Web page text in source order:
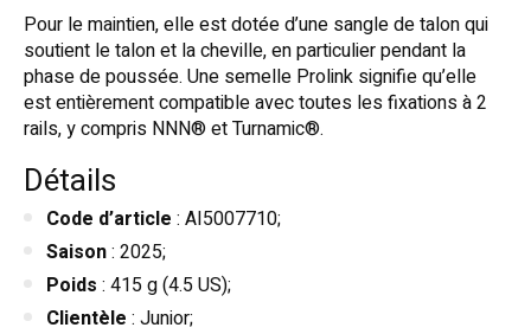
Pour le maintien, elle est dotée d’une sangle de talon qui
soutient le talon et la cheville, en particulier pendant la
phase de poussée. Une semelle Prolink signifie qu’elle
est entièrement compatible avec toutes les fixations à 2
rails, y compris NNN® et Turnamic®.
Détails
Code d’article : AI5007710;
Saison: 2025;
Poids : 415 g (4.5 US);
Clientèle : Junior;